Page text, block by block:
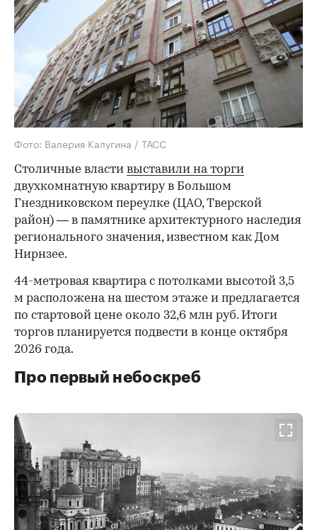
Фото: Валерия Калугина / ТАСС
Столичные власти выставили на торги
двухкомнатную квартиру в Большом
Гнездниковском переулке (ЦАО, Тверской
район) — в памятнике архитектурного наследия
регионального значения, известном как Дом
Нирнзее.
44-метровая квартира с потолками высотой 3,5
м расположена на шестом этаже и предлагается
по стартовой цене около 32,6 млн руб. Итоги
торгов планируется подвести в конце октября
2026 года.
Про первый небоскреб